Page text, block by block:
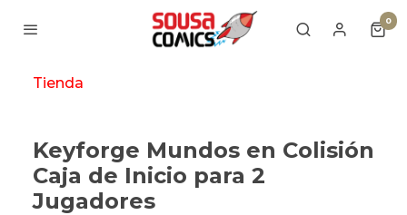
0
Tienda
Keyforge Mundos en Colisión
Caja de Inicio para 2
Jugadores